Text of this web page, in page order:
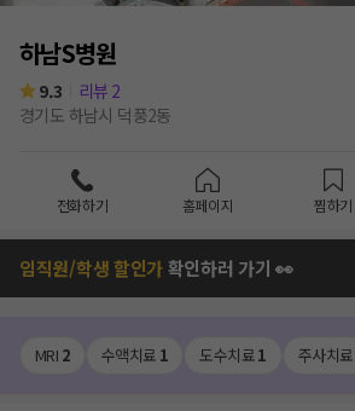
하남S병원
9.3 리뷰 2
경기도 하남시 덕풍2동
전화하기 홈페이지 찜하기
임직원/학생 할인가확인하러 가기 👀
MRI 2 수액치료 1 도수치료1 주사치료